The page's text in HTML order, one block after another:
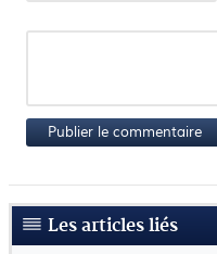
Publier le commentaire
Les articles liés